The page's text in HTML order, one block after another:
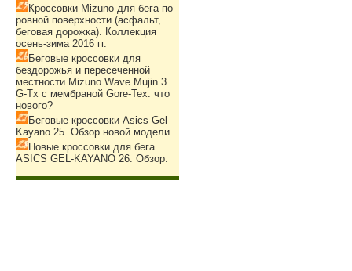
Кроссовки Mizuno для бега по
ровной поверхности (асфальт,
беговая дорожка). Коллекция
осень-зима 2016 гг.
Беговые кроссовки для
бездорожья и пересеченной
местности Mizuno Wave Mujin 3
G-Tx с мембраной Gore-Tex: что
нового?
Беговые кроссовки Asics Gel
Kayano 25. Обзор новой модели.
Новые кроссовки для бега
ASICS GEL-KAYANO 26. Обзор.